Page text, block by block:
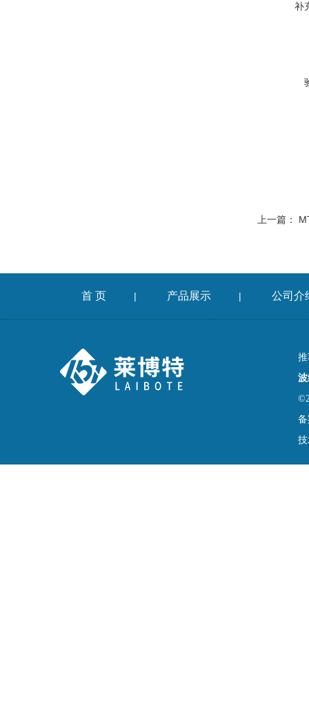
补
上一篇：
首 页 | 产品展示 | 公司介
备